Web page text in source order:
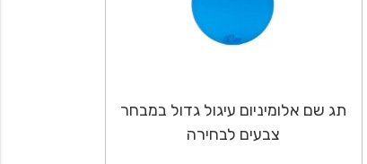
תג שם אלומיניום עיגול גדול במבחר
צבעים לבחירה